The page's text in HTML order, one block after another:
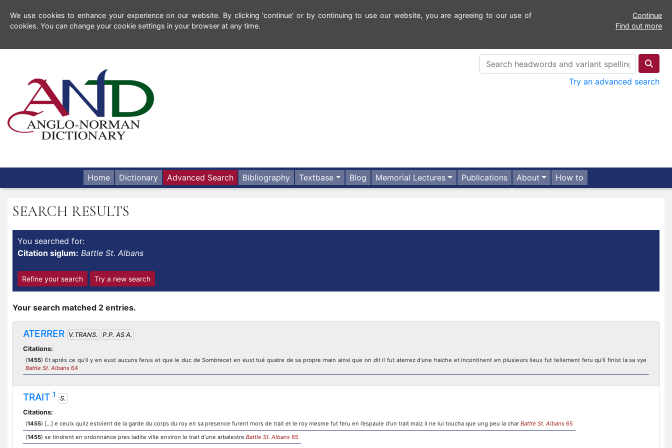
We use cookies to enhance your experience on our website. By clicking 'continue' or by continuing to use our website, you are agreeing to our use of
cookies. You can change your cookie settings in your browser at any time.
Continue
Find out more
Try an advanced search
Home Dictionary Advanced Search Bibliography Textbase Blog Memorial Lectures Publications About How to
SEARCH RESULTS
You searched for:
Citation siglum: Battle St. Albans
Refine your search Try a new search
Your search matched 2 entries.
ATERRER V.TRANS.
P.P. AS A.
Citations:
(1455) Et aprés ce qu’il y en eust aucuns ferus et que le duc de Sombrecet en eust tué quatre de sa propre main ainsi que on dit il fut aterrez d’une haiche et incontinent en plusieurs lieux fut tellement feru qu’il finist la sa vye
Battle St. Albans 64
TRAIT 1
S.
Citations:
(1455) [...] e ceulx quilz estoient de la garde du corps du roy en sa presence furent mors de trait et le roy mesme fut feru en l’espaule d’un trait maiz il ne lui toucha que ung peu la char Battle St. Albans 65
(1455) se tindrent en ordonnance pres ladite ville environ le trait d’une arbalestre Battle St. Albans 65